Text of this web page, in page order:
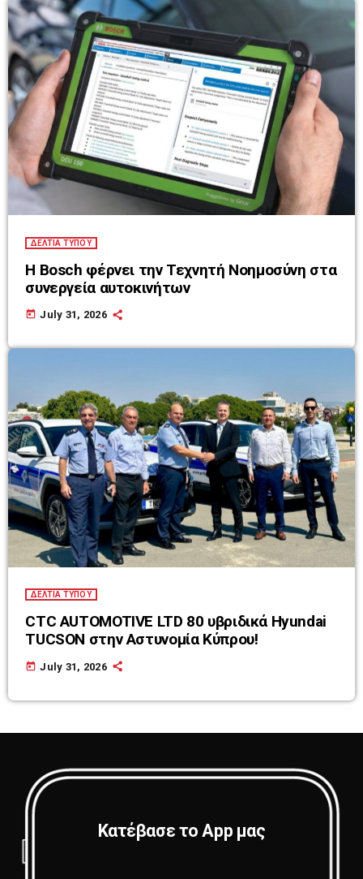
ΔΕΛΤΙΑ ΤΥΠΟΥ
Η Bosch φέρνει την Τεχνητή Νοημοσύνη στα
συνεργεία αυτοκινήτων
today July 31, 2026
ΔΕΛΤΙΑ ΤΥΠΟΥ
CTC AUTOMOTIVE LTD 80 υβριδικά Hyundai
TUCSON στην Αστυνομία Κύπρου!
today July 31, 2026
Κατέβασε το App μας